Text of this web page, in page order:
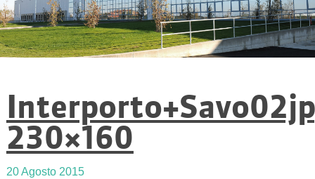
230×160
20 Agosto 2015